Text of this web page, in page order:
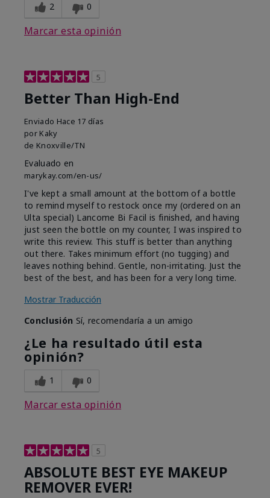
2 0
Marcar esta opinión
5
Better Than High-End
Enviado Hace 17 días
por Kaky
de Knoxville/TN
Evaluado en
marykay.com/en-us/
I've kept a small amount at the bottom of a bottle
to remind myself to restock once my (ordered on an
Ulta special) Lancome Bi Facil is finished, and having
just seen the bottle on my counter, I was inspired to
write this review. This stuff is better than anything
out there. Takes minimum effort (no tugging) and
leaves nothing behind. Gentle, non-irritating. Just the
best of the best, and has been for a very long time.
Mostrar Traducción
Conclusión Sí, recomendaría a un amigo
¿Le ha resultado útil esta
opinión?
1 0
Marcar esta opinión
5
ABSOLUTE BEST EYE MAKEUP
REMOVER EVER!